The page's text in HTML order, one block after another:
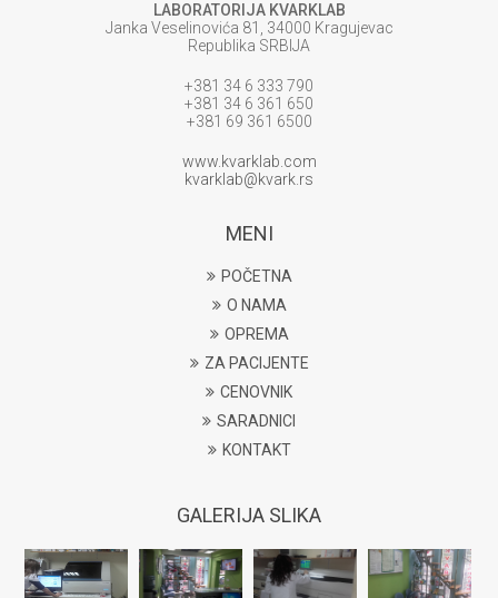
LABORATORIJA KVARKLAB
Janka Veselinovića 81, 34000 Kragujevac
Republika SRBIJA
+381 34 6 333 790
+381 34 6 361 650
+381 69 361 6500
www.kvarklab.com
kvarklab@kvark.rs
MENI
POČETNA
O NAMA
OPREMA
ZA PACIJENTE
CENOVNIK
SARADNICI
KONTAKT
GALERIJA SLIKA